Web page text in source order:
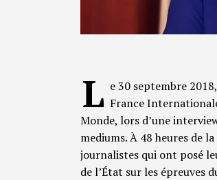
L e 30 septembre
France
Monde, lors d’une
mediums. À 48 heures de
journalistes qui ont posé
de l’État sur les épreuves